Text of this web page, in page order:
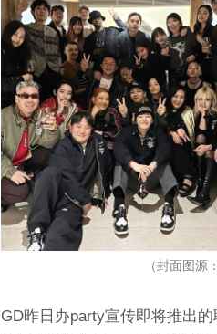
（封面图
GD昨日办party宣传即将推出